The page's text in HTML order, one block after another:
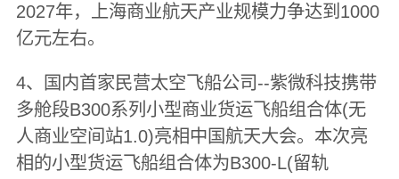
2027年，上海商业航天产业规模力争达到1000
亿元左右。
4、国内首家民营太空飞船公司--紫微科技携带
多舱段B300系列小型商业货运飞船组合体(无
人商业空间站1.0)亮相中国航天大会。本次亮
相的小型货运飞船组合体为B300-L(留轨